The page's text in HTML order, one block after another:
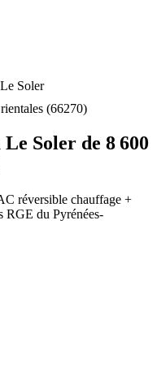
Le Soler
(66270)
Le Soler de 8 600
réversible chauffage +
RGE du Pyrénées-